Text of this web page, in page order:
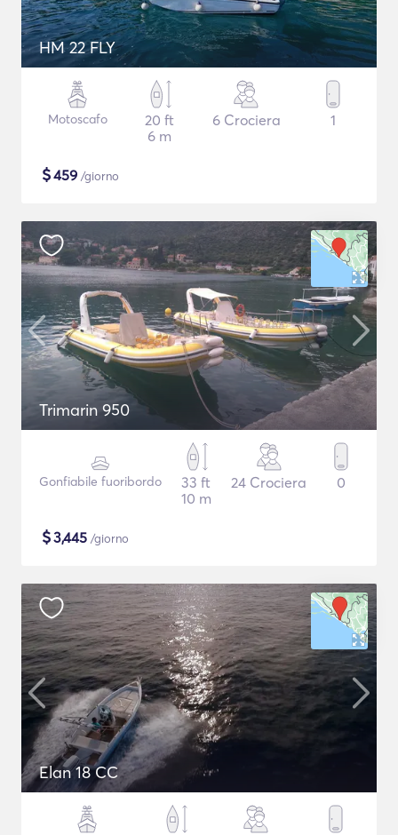
HM 22 FLY
Motoscafo
20 ft
6 m
6 Crociera 1
$459 /giorno
Trimarin 950
Gonfiabile fuoribordo
33 ft
10 m
24 Crociera 0
$3,445 /giorno
Elan 18 CC